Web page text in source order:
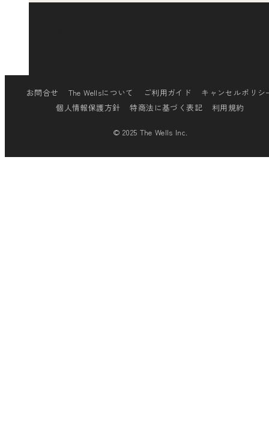
お問合せ The Wellsについて ご利用ガイド
キャンセルポリシ
個人情報保護方針
特商法に基づく表記 利用規約
© 2025 The Wells Inc.